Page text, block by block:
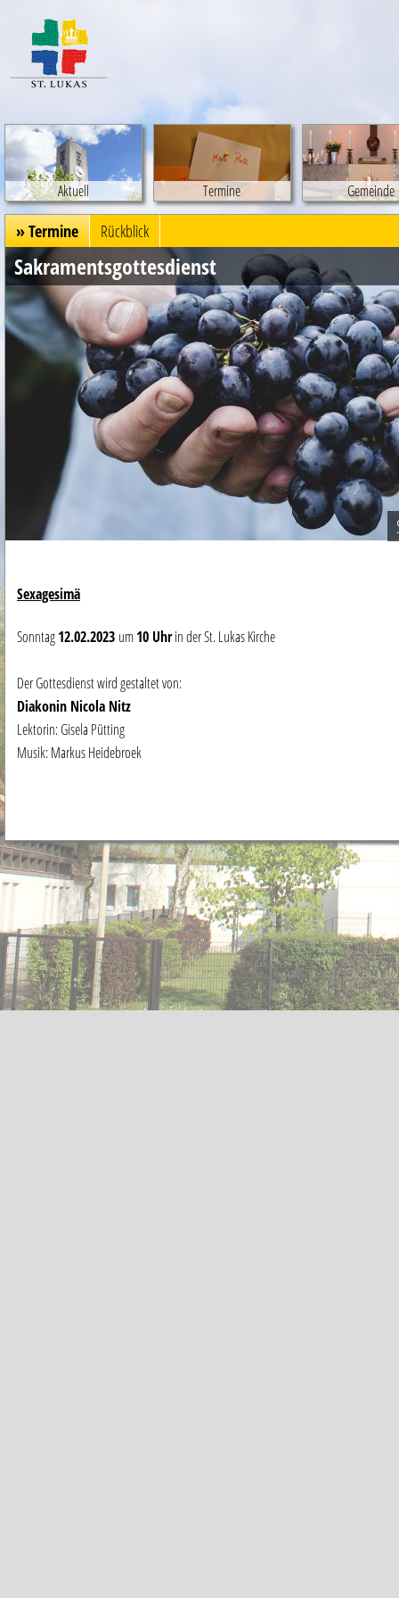
Aktuell Termine Gemeinde
» Termine Rückblick
Sakramentsgottesdienst
Sexagesimä
Sonntag12.02.2023 um 10 Uhrin der St. Lukas Kirche
Der Gottesdienst wird gestaltet von:
Diakonin Nicola Nitz
Lektorin: Gisela Pütting
Musik: Markus Heidebroek